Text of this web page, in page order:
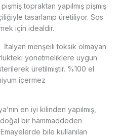
topraktan yapılmış pişmiş
tasarlanıp üretiliyor. Sos
için idealdir.
İtalyan menşeili toksik olmayan
yönetmeliklere uygun
üretilmiştir. %100 el
içermez
en iyi kilinden yapılmış,
doğal bir hammaddeden
bile kullanılan